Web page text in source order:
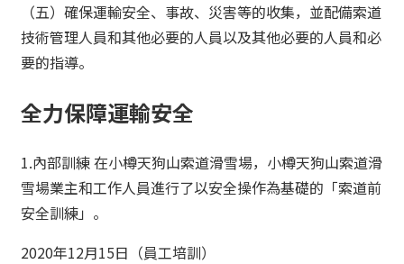
（五）確保運輸安全、事故、災害等的收集，並配備索道
技術管理人員和其他必要的人員以及其他必要的人員和必
要的指導。
全力保障運輸安全
1.內部訓練 在小樽天狗山索道滑雪場，小樽天狗山索道滑
雪場業主和工作人員進行了以安全操作為基礎的「索道前
安全訓練」。
2020年12月15日（員工培訓）